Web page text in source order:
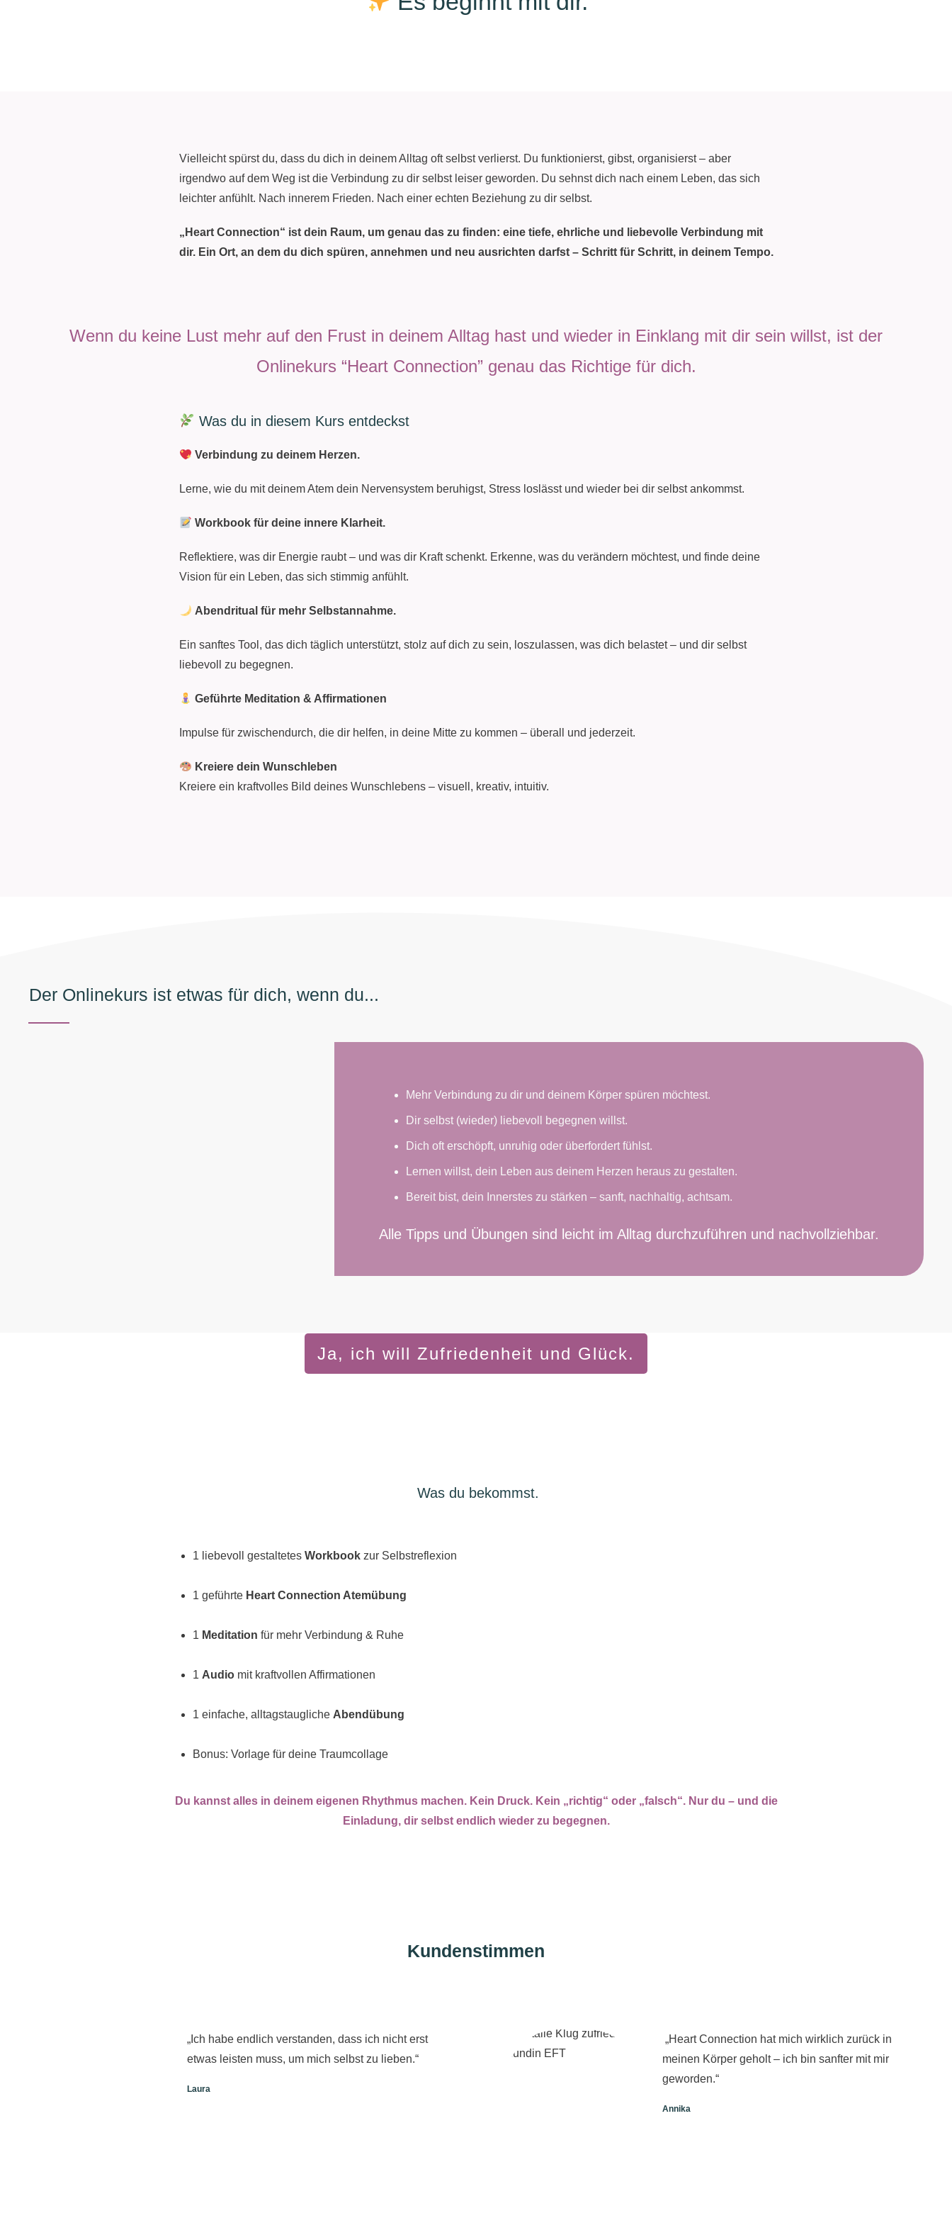
Vielleicht spürst du, dass du dich in deinem Alltag oft selbst verlierst. Du funktionierst, gibst, organisierst – aber
irgendwo auf dem Weg ist die Verbindung zu dir selbst leiser geworden. Du sehnst dich nach einem Leben, das sich
leichter anfühlt. Nach innerem Frieden. Nach einer echten Beziehung zu dir selbst.
„Heart Connection“ ist dein Raum, um genau das zu finden: eine tiefe, ehrliche und liebevolle Verbindung mit
dir. Ein Ort, an dem du dich spüren, annehmen und neu ausrichten darfst – Schritt für Schritt, in deinem Tempo.
Wenn du keine Lust mehr auf den Frust in deinem Alltag hast und wieder in Einklang mit dir sein willst, ist der
Onlinekurs “Heart Connection” genau das Richtige für dich.
Was du in diesem Kurs entdeckst
Verbindung zu deinem Herzen.
Lerne, wie du mit deinem Atem dein Nervensystem beruhigst, Stress loslässt und wieder bei dir selbst ankommst.
Workbook für deine innere Klarheit.
Reflektiere, was dir Energie raubt – und was dir Kraft schenkt. Erkenne, was du verändern möchtest, und finde deine
Vision für ein Leben, das sich stimmig anfühlt.
Abendritual für mehr Selbstannahme.
Ein sanftes Tool, das dich täglich unterstützt, stolz auf dich zu sein, loszulassen, was dich belastet – und dir selbst
liebevoll zu begegnen.
Geführte Meditation & Affirmationen
Impulse für zwischendurch, die dir helfen, in deine Mitte zu kommen – überall und jederzeit.
Kreiere dein Wunschleben
Kreiere ein kraftvolles Bild deines Wunschlebens – visuell, kreativ, intuitiv.
Der Onlinekurs ist etwas für dich, wenn du...
Mehr Verbindung zu dir und deinem Körper spüren möchtest.
Dir selbst (wieder) liebevoll begegnen willst.
Dich oft erschöpft, unruhig oder überfordert fühlst.
Lernen willst, dein Leben aus deinem Herzen heraus zu gestalten.
Bereit bist, dein Innerstes zu stärken – sanft, nachhaltig, achtsam.
Alle Tipps und Übungen sind leicht im Alltag durchzuführen und nachvollziehbar.
Ja, ich will Zufriedenheit und Glück.
Was du bekommst.
1 liebevoll gestaltetes Workbook zur Selbstreflexion
1 geführte Heart Connection Atemübung
1 Meditation für mehr Verbindung & Ruhe
1 Audio mit kraftvollen Affirmationen
1 einfache, alltagstaugliche Abendübung
Bonus: Vorlage für deine Traumcollage
Du kannst alles in deinem eigenen Rhythmus machen. Kein Druck. Kein „richtig“ oder „falsch“. Nur du – und die
Einladung, dir selbst endlich wieder zu begegnen.
Kundenstimmen
„Ich habe endlich verstanden, dass ich nicht erst
etwas leisten muss, um mich selbst zu lieben.“
Laura
„Heart Connection hat mich wirklich zurück in
meinen Körper geholt – ich bin sanfter mit mir
geworden.“
Annika